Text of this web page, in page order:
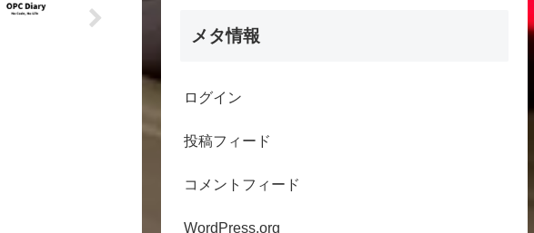
メタ情報
ログイン
投稿フィード
コメントフィード
WordPress.org